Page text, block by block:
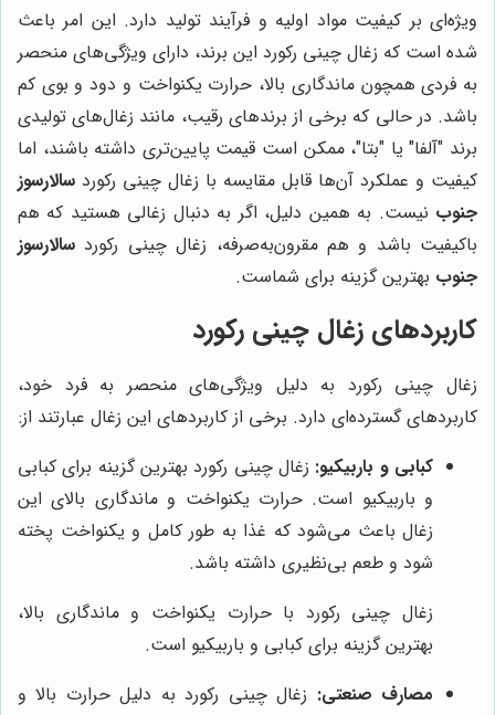
ویژه‌ای بر کیفیت مواد اولیه و فرآیند تولید دارد. این امر باعث
شده است که زغال چینی رکورد این برند، دارای ویژگی‌های منحصر
به فردی همچون ماندگاری بالا، حرارت یکنواخت و دود و بوی کم
باشد. در حالی که برخی از برندهای رقیب، مانند زغال‌های تولیدی
برند "آلفا" یا "بتا"، ممکن است قیمت پایین‌تری داشته باشند، اما
کیفیت و عملکرد آن‌ها قابل مقایسه با زغال چینی رکورد سالارسوز
جنوب نیست. به همین دلیل، اگر به دنبال زغالی هستید که هم
باکیفیت باشد و هم مقرون‌به‌صرفه، زغال چینی رکورد سالارسوز
جنوب بهترین گزینه برای شماست.
کاربردهای زغال چینی رکورد
زغال چینی رکورد به دلیل ویژگی‌های منحصر به فرد خود،
کاربردهای گسترده‌ای دارد. برخی از کاربردهای این زغال عبارتند از:
کبابی و باربیکیو: زغال چینی رکورد بهترین گزینه برای کبابی
و باربیکیو است. حرارت یکنواخت و ماندگاری بالای این
زغال باعث می‌شود که غذا به طور کامل و یکنواخت پخته
شود و طعم بی‌نظیری داشته باشد.
زغال چینی رکورد با حرارت یکنواخت و ماندگاری بالا،
بهترین گزینه برای کبابی و باربیکیو است.
مصارف صنعتی: زغال چینی رکورد به دلیل حرارت بالا و